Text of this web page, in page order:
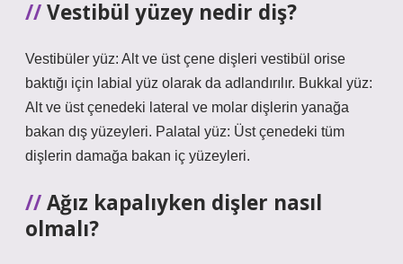
Vestibül yüzey nedir diş?
Vestibüler yüz: Alt ve üst çene dişleri vestibül orise
baktığı için labial yüz olarak da adlandırılır. Bukkal yüz:
Alt ve üst çenedeki lateral ve molar dişlerin yanağa
bakan dış yüzeyleri. Palatal yüz: Üst çenedeki tüm
dişlerin damağa bakan iç yüzeyleri.
Ağız kapalıyken dişler nasıl
olmalı?